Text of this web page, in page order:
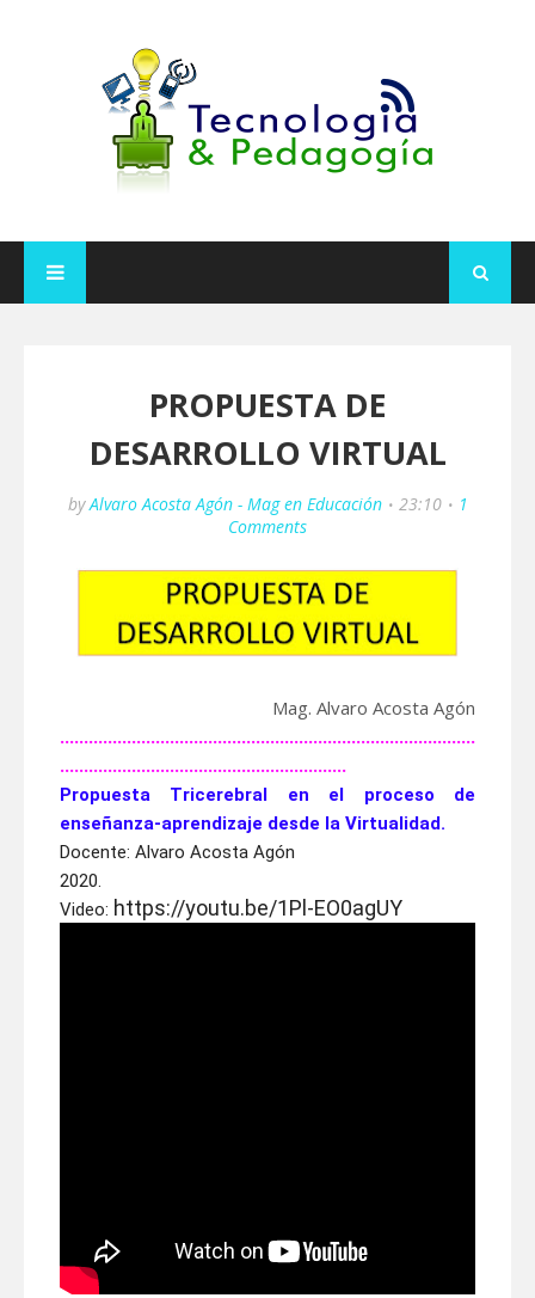
PROPUESTA DE
DESARROLLO VIRTUAL
by Alvaro Acosta Agón - Mag en Educación 23:10
1
Comments
Mag. Alvaro Acosta Agón
.......................................................................................
............................................................
Propuesta Tricerebral en el proceso de
enseñanza-aprendizaje desde la Virtualidad.
Docente: Alvaro Acosta Agón
2020.
Video: https://youtu.be/1Pl-EO0agUY